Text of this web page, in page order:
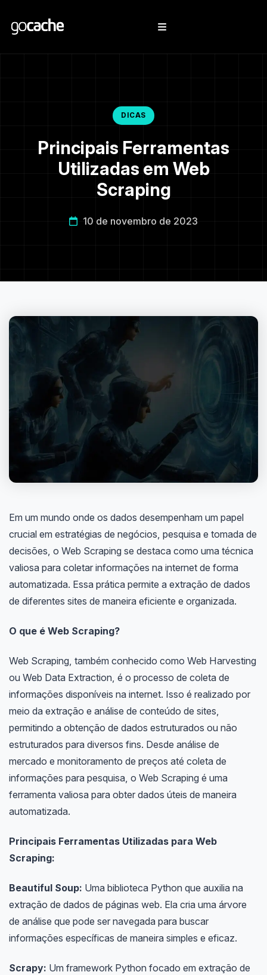
DICAS
Principais Ferramentas
Utilizadas em Web
Scraping
10 de novembro de 2023
Em um mundo onde os dados desempenham um papel
crucial em estratégias de negócios, pesquisa e tomada de
decisões, o Web Scraping se destaca como uma técnica
valiosa para coletar informações na internet de forma
automatizada. Essa prática permite a extração de dados
de diferentes sites de maneira eficiente e organizada.
O que é Web Scraping?
Web Scraping, também conhecido como Web Harvesting
ou Web Data Extraction, é o processo de coleta de
informações disponíveis na internet. Isso é realizado por
meio da extração e análise de conteúdo de sites,
permitindo a obtenção de dados estruturados ou não
estruturados para diversos fins. Desde análise de
mercado e monitoramento de preços até coleta de
informações para pesquisa, o Web Scraping é uma
ferramenta valiosa para obter dados úteis de maneira
automatizada.
Principais Ferramentas Utilizadas para Web
Scraping:
Beautiful Soup: Uma biblioteca Python que auxilia na
extração de dados de páginas web. Ela cria uma árvore
de análise que pode ser navegada para buscar
informações específicas de maneira simples e eficaz.
Scrapy: Um framework Python focado em extração de